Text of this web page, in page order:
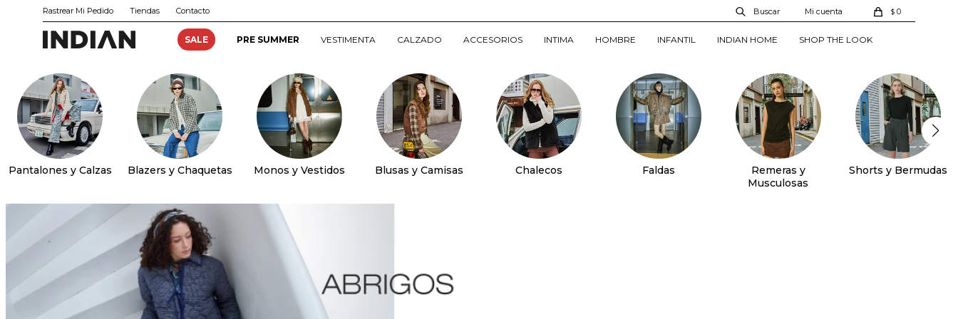
SALE PRE SUMMER VESTIMENTA CALZADO ACCESORIOS INTIMA HOMBRE INFANTIL INDIAN HOME SHOP THE LOOK
$ 0
Rastrear Mi Pedido Tiendas Contacto
Pantalones y Calzas Blazers y Chaquetas Monos y Vestidos Blusas y Camisas Chalecos Faldas
Remeras y
Musculosas
Shorts y Bermudas